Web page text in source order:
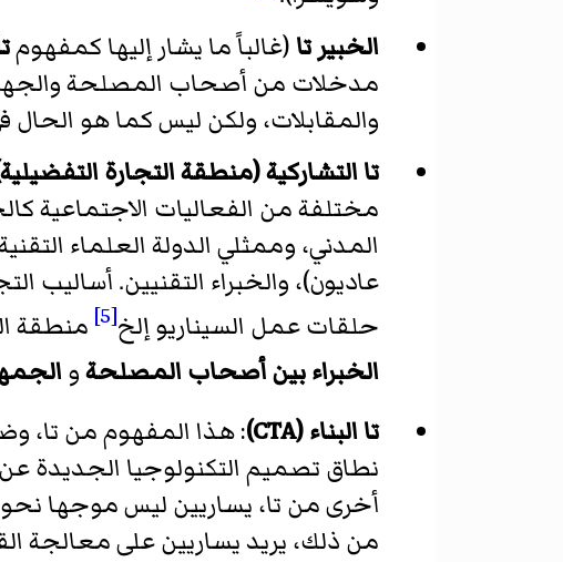
الخبير تا (غالباً ما يشار إليها كمفهوم
مدخلات من أصحاب المصلحة والجهات
والمقابلات، ولكن ليس كما هو الحال
تا التشاركية (منطقة التجارة
مختلفة من الفعاليات الاجتماعية
المدني، وممثلي الدولة العلماء
عاديون)، والخبراء التقنيين. أساليب
حلقات عمل السيناريو إلخ[5] منطقة
الخبراء بين أصحاب المصلحةو
تا البناء (CTA) : هذا المفهوم من تا،
نطاق تصميم التكنولوجيا الجديدة
أخرى من تا، يساريين ليس موجها نحو
من ذلك، يريد يساريين على معالجة